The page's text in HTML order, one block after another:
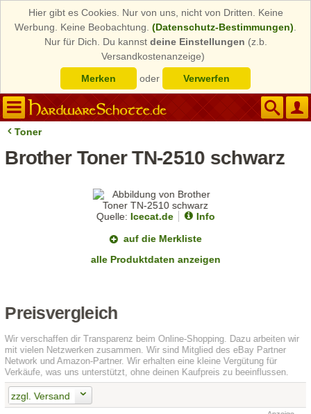
Hier gibt es Cookies. Nur von uns, nicht von Dritten. Keine
Werbung. Keine Beobachtung. (Datenschutz-Bestimmungen)
Nur für Dich. Du kannst deine Einstellungen (z.b.
Versandkostenanzeige)
Merken
oder Verwerfen
Toner
Brother Toner TN-2510 schwarz
Quelle: Icecat.de
Info
auf die Merkliste
alle Produktdaten anzeigen
Preisvergleich
Wir verschaffen dir Transparenz beim Online-Shopping. Dazu arbeiten wir
mit vielen Netzwerken zusammen. Wir sind Mitglied des eBay Partner
Network und Amazon-Partner. Wir erhalten eine kleine Vergütung für
Verkäufe, was uns unterstützt, ohne deinen Kaufpreis zu beeinflussen.
zzgl. Versand